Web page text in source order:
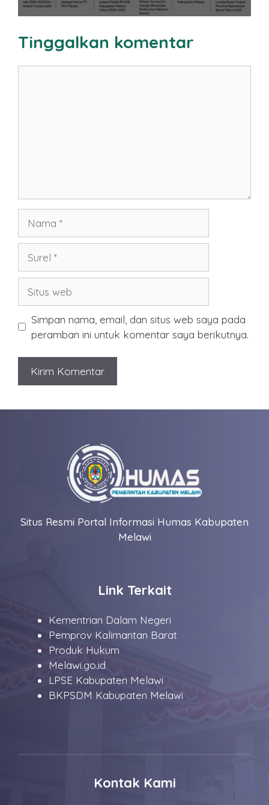
Tinggalkan komentar
web
Simpan nama, email, dan situs web saya pada
peramban ini untuk komentar saya berikutnya.
Situs Resmi Portal Informasi Humas Kabupaten
Melawi
Link Terkait
Kementrian Dalam Negeri
Pemprov Kalimantan Barat
Produk Hukum
Melawi.go.id
LPSE Kabupaten Melawi
BKPSDM Kabupaten Melawi
Kontak Kami